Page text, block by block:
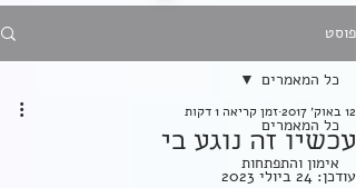
פוסט
כל המאמרים
אימון והתפתחות
כל המאמרים
עכשיו זה נוגע בי
12 באוק׳ 2017 זמן קריאה 1 דקות
עודכן: 24 ביולי 2023